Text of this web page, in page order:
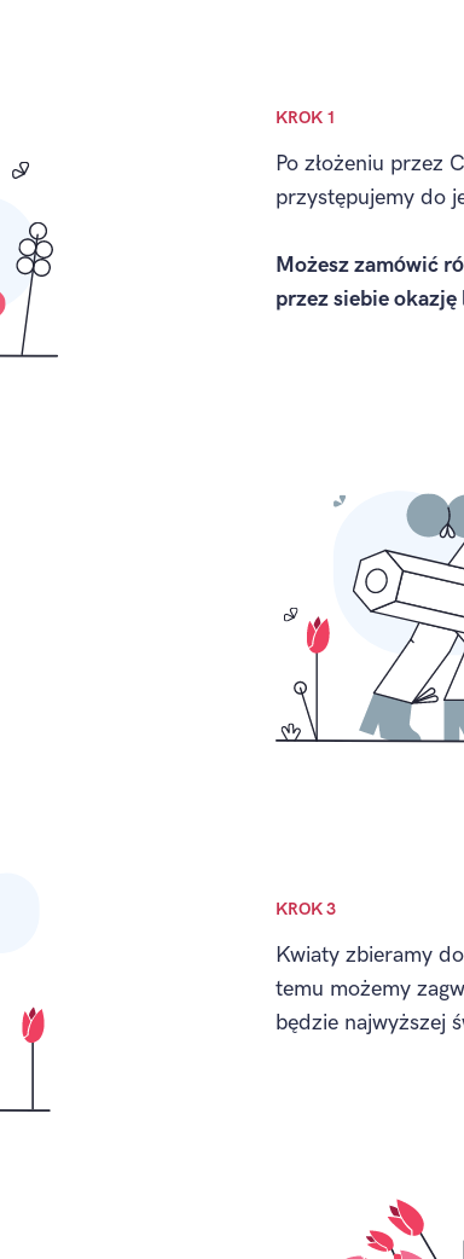
KROK 1
Po złożeniu przez
przystępujemy do
Możesz zamówić
przez siebie okazję
KROK 3
Kwiaty zbieramy
temu możemy
będzie najwyższej